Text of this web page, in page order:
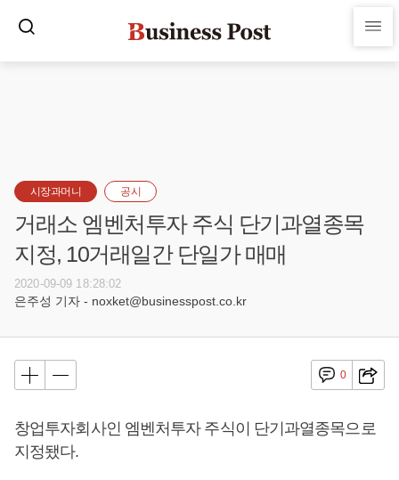
시장과머니 공시
거래소 엠벤처투자 주식 단기과열종목
지정, 10거래일간 단일가 매매
2020-09-09 18:28:02
은주성 기자 - noxket@businesspost.co.kr
0
창업투자회사인 엠벤처투자 주식이 단기과열종목으로
지정됐다.